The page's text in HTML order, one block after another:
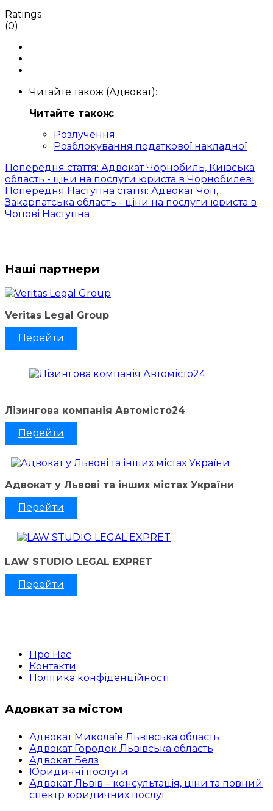
Ratings
(0)
Читайте також (Адвокат):
Читайте також:
Розлучення
Розблокування податкової накладної
Попередня стаття: Адвокат Чорнобиль, Київська
область - ціни на послуги юриста в Чорнобилеві
Попередня Наступна стаття: Адвокат Чоп,
Закарпатська область - ціни на послуги юриста в
Чопові Наступна
Наші партнери
Veritas Legal Group
Перейти
Лізингова компанія Автомісто24
Перейти
Адвокат у Львові та інших містах України
Перейти
LAW STUDIO LEGAL EXPRET
Перейти
Про Нас
Контакти
Політика конфіденційності
Адовкат за містом
Адвокат Миколаїв Львівська область
Адвокат Городок Львівська область
Адвокат Белз
Юридичні послуги
Адвокат Львів – консультація, ціни та повний
спектр юридичних послуг